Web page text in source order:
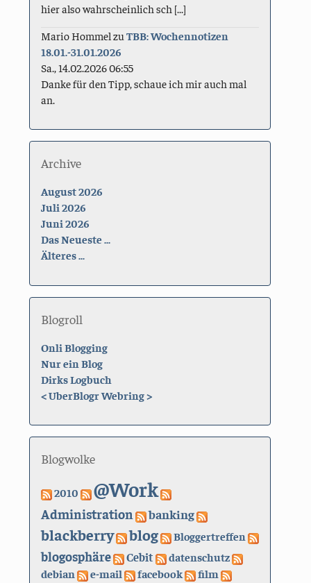
hier also wahrscheinlich sch [...]
Mario Hommel zuTBB: Wochennotizen
18.01.-31.01.2026
Sa., 14.02.2026 06:55
Danke für den Tipp, schaue ich mir auch mal
an.
Archive
August 2026
Juli 2026
Juni 2026
Das Neueste ...
Älteres ...
Blogroll
Onli Blogging
Nur ein Blog
Dirks Logbuch
<UberBlogr Webring>
Blogwolke
2010 @Work
Administration banking
blackberry blog Bloggertreffen
blogosphäre Cebit datenschutz
debian e-mail facebook film